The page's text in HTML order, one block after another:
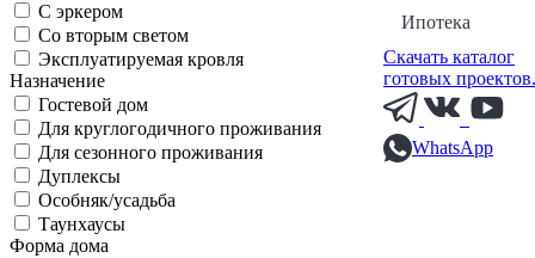
Ипотека
Скачать каталог
готовых
WhatsApp
С эркером
Со вторым светом
Эксплуатируемая кровля
Назначение
Гостевой дом
Для круглогодичного проживания
Для сезонного проживания
Дуплексы
Особняк/усадьба
Таунхаусы
Форма дома